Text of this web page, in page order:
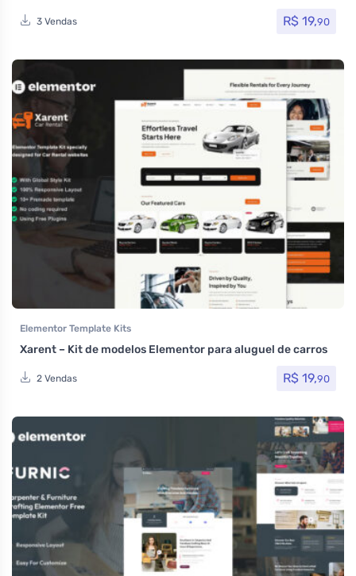
3 Vendas R$ 19,90
Elementor Template Kits
Xarent – Kit de modelos Elementor para aluguel de carros
2 Vendas R$ 19,90